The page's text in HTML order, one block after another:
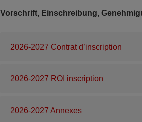
Vorschrift, Einschreibung,
2026-2027 Contrat d’inscription
2026-2027 ROI inscription
2026-2027 Annexes